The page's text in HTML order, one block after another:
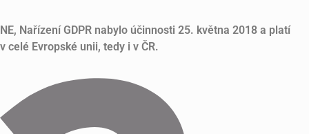
NE, Nařízení GDPR nabylo účinnosti 25. května 2018 a platí
v celé Evropské unii, tedy i v ČR.